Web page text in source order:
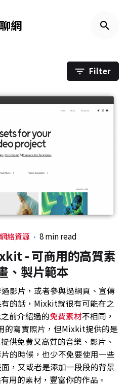
網
Filter
網絡資源 8 min read
- 可商用的高質素
、製片範本
影片，或者參與過網頁、宣傳
的話，Mixkit就很有可能在之
前介紹過的免費素材不相同，
的寫實照片，但Mixkit提供的是
供免費又高質的音樂、影片、
的時候，也少不免要使用一些
，又或者是添加一段段的背景
用的素材，豐富你的作品。